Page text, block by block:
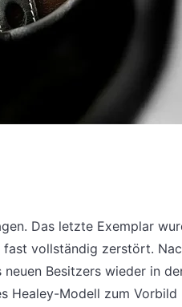
Das letzte Exemplar
vollständig zerstört.
Besitzers wieder in
Healey-Modell zum